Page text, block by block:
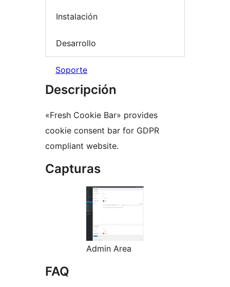
Instalación
Desarrollo
Soporte
Descripción
«Fresh Cookie Bar» provides
cookie consent bar for GDPR
compliant website.
Capturas
Admin Area
FAQ